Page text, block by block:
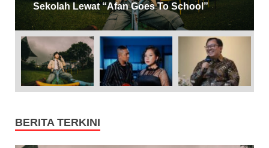
Sekolah Lewat “Afan Goes To School”
BERITA TERKINI